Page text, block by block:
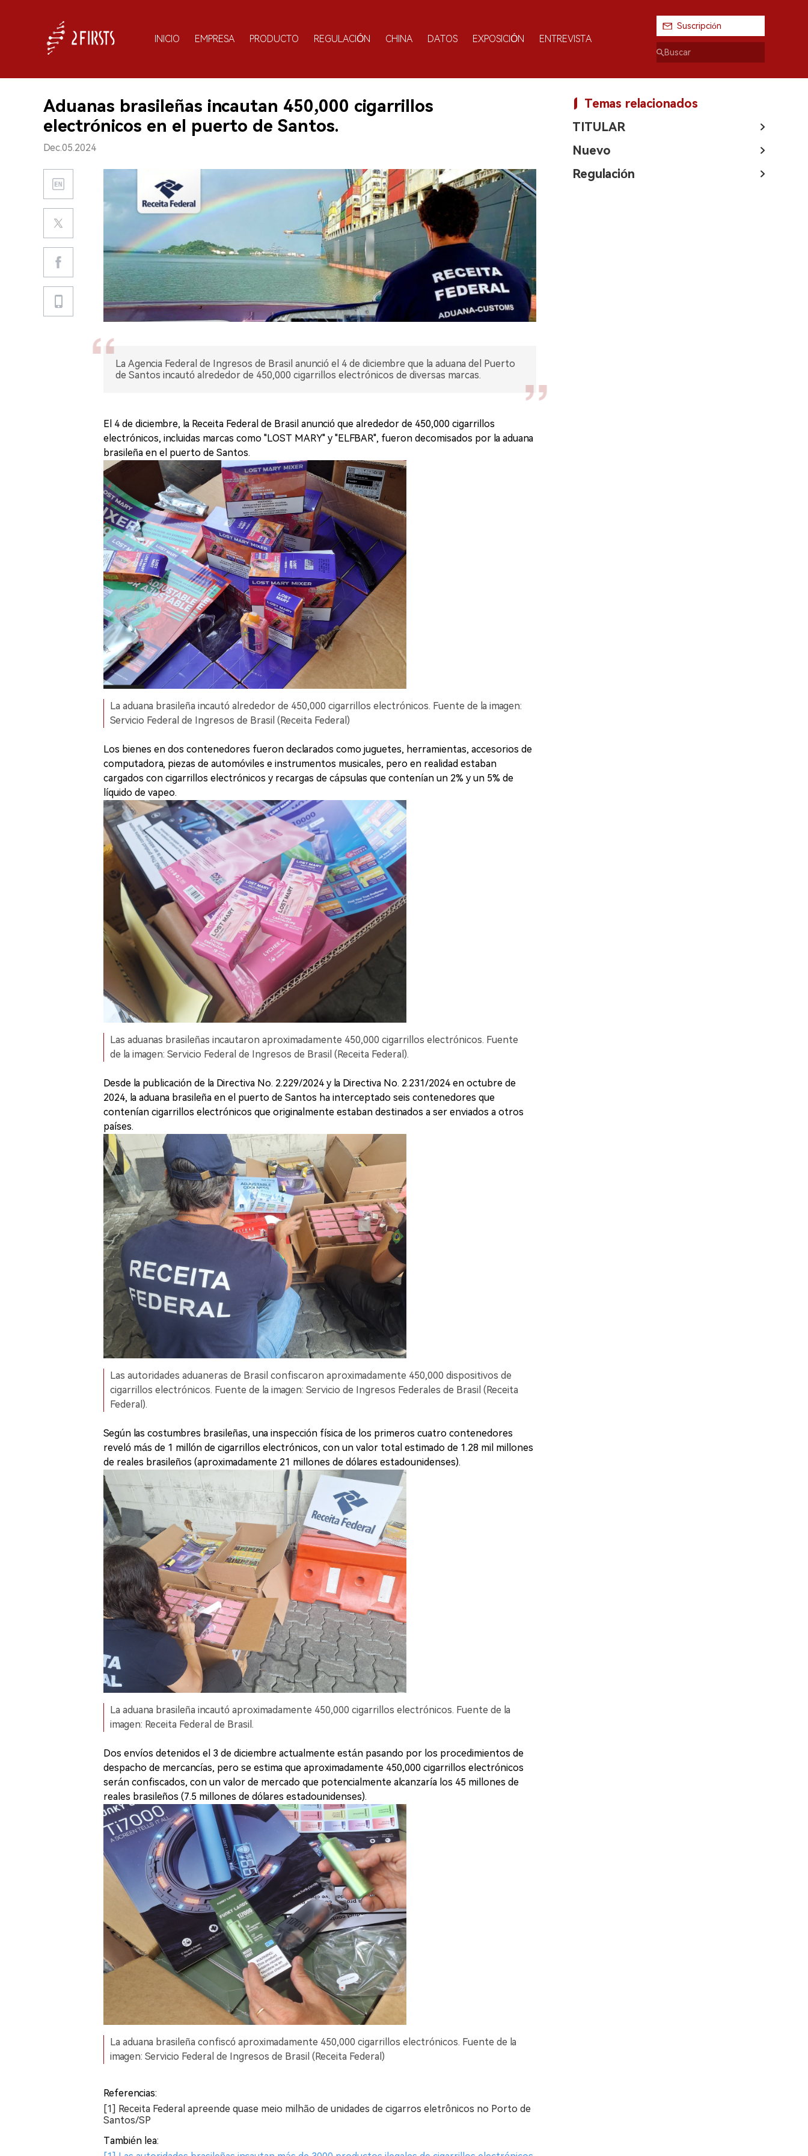
INICIO EMPRESA PRODUCTO REGULACIÓN CHINA DATOS EXPOSICIÓN ENTREVISTA
Suscripción
Aduanas brasileñas incautan 450,000 cigarrillos
electrónicos en el puerto de Santos.
Dec.05.2024
La Agencia Federal de Ingresos de Brasil anunció el 4 de diciembre que la aduana del Puerto
de Santos incautó alrededor de 450,000 cigarrillos electrónicos de diversas marcas.
El 4 de diciembre, la Receita Federal de Brasil anunció que alrededor de 450,000 cigarrillos
electrónicos, incluidas marcas como "LOST MARY" y "ELFBAR", fueron decomisados por la aduana
brasileña en el puerto de Santos.
La aduana brasileña incautó alrededor de 450,000 cigarrillos electrónicos. Fuente de la imagen:
Servicio Federal de Ingresos de Brasil (Receita Federal)
Los bienes en dos contenedores fueron declarados como juguetes, herramientas, accesorios de
computadora, piezas de automóviles e instrumentos musicales, pero en realidad estaban
cargados con cigarrillos electrónicos y recargas de cápsulas que contenían un 2% y un 5% de
líquido de vapeo.
Las aduanas brasileñas incautaron aproximadamente 450,000 cigarrillos electrónicos. Fuente
de la imagen: Servicio Federal de Ingresos de Brasil (Receita Federal).
Desde la publicación de la Directiva No. 2.229/2024 y la Directiva No. 2.231/2024 en octubre de
2024, la aduana brasileña en el puerto de Santos ha interceptado seis contenedores que
contenían cigarrillos electrónicos que originalmente estaban destinados a ser enviados a otros
países.
Las autoridades aduaneras de Brasil confiscaron aproximadamente 450,000 dispositivos de
cigarrillos electrónicos. Fuente de la imagen: Servicio de Ingresos Federales de Brasil (Receita
Federal).
Según las costumbres brasileñas, una inspección física de los primeros cuatro contenedores
reveló más de 1 millón de cigarrillos electrónicos, con un valor total estimado de 1.28 mil millones
de reales brasileños (aproximadamente 21 millones de dólares estadounidenses).
La aduana brasileña incautó aproximadamente 450,000 cigarrillos electrónicos. Fuente de la
imagen: Receita Federal de Brasil.
Dos envíos detenidos el 3 de diciembre actualmente están pasando por los procedimientos de
despacho de mercancías, pero se estima que aproximadamente 450,000 cigarrillos electrónicos
serán confiscados, con un valor de mercado que potencialmente alcanzaría los 45 millones de
reales brasileños (7.5 millones de dólares estadounidenses).
La aduana brasileña confiscó aproximadamente 450,000 cigarrillos electrónicos. Fuente de la
imagen: Servicio Federal de Ingresos de Brasil (Receita Federal)
Referencias:
[1] Receita Federal apreende quase meio milhão de unidades de cigarros eletrônicos no Porto de
Santos/SP
También lea:
Temas relacionados
TITULAR
Nuevo
Regulación